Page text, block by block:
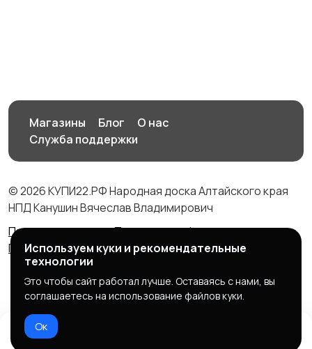
Магазины Блог
О нас
Служба поддержки
© 2026 КУПИ22.РФ Народная доска Алтайского края
НПД Канушин Вячеслав Владимирович
Правила сервиса
Политика конфиденциальности
Политика использования cookie
Используем куки и рекомендательные
технологии
Это чтобы сайт работал лучше. Оставаясь с нами, вы
соглашаетесь на использование файлов куки.
Ок